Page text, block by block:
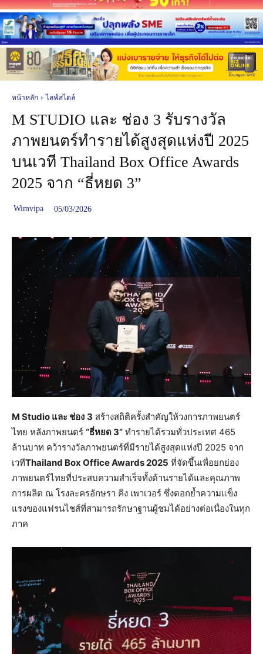
หน้าหลัก ไลฟ์สไตล์
M STUDIO และ ช่อง 3 รับรางวัล
ภาพยนตร์ทำรายได้สูงสุดแห่งปี 2025
บนเวที Thailand Box Office Awards
2025 จาก “ธี่หยด 3”
Wimvipa 05/03/2026
M Studio และ ช่อง 3 สร้างสถิติครั้งสำคัญให้วงการภาพยนตร์
ไทย หลังภาพยนตร์ “ธี่หยด 3” ทำรายได้รวมทั่วประเทศ 465
ล้านบาท คว้ารางวัลภาพยนตร์ที่มีรายได้สูงสุดแห่งปี 2025 จาก
เวทีThailand Box Office Awards 2025 ที่จัดขึ้นเพื่อยกย่อง
ภาพยนตร์ไทยที่ประสบความสำเร็จทั้งด้านรายได้และคุณภาพ
การผลิต ณ โรงละครอักษรา คิง เพาเวอร์ ซึ่งตอกย้ำความแข็ง
แรงของแฟรนไชส์ที่สามารถรักษาฐานผู้ชมได้อย่างต่อเนื่องในทุก
ภาค